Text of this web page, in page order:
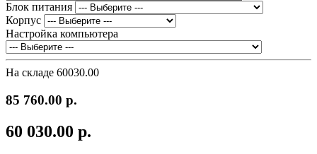
Блок питания
Корпус
Настройка компьютера
На складе 60030.00
85 760.00 р.
60 030.00 р.